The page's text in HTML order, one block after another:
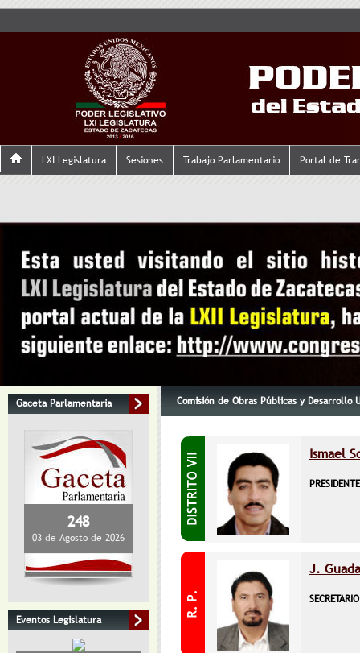
LXI Legislatura Sesiones Trabajo Parlamentario Portal de
Gaceta Parlamentaria
248
03 de Agosto de 2026
Eventos Legislatura
Comisión de Obras Públicas y Desarrollo
Ismael
PRESIDENTE
J.
SECRETARIO